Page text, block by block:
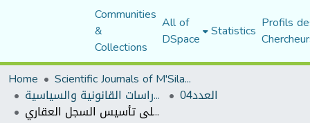
Communities
&
Collections
All of
DSpace Statistics Profils
Home
Scientific Journals of M'Sila University
مجلة الأستاذ الباحث للدراسات القانونية والسياسية العدد04
أثر إيداع وثائق المسح على تأسيس السجل العقاري